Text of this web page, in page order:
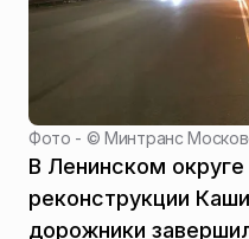
Фото - ©Минтранс
В Ленинском
реконструкции
дорожники